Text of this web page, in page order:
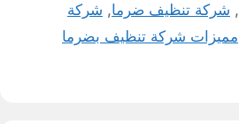
, شركة تنظيف ضرما, شركة
مميزات شركة تنظيف بضرما